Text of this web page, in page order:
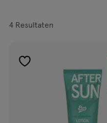
4Resultaten
producten
toevoegen